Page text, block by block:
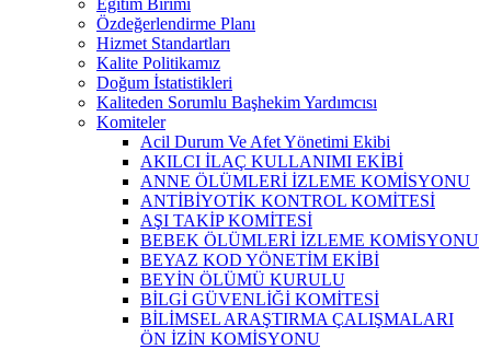
Özdeğerlendirme Planı
Hizmet Standartları
Kalite Politikamız
Doğum İstatistikleri
Kaliteden Sorumlu Başhekim Yardımcısı
Komiteler
Acil Durum Ve Afet Yönetimi Ekibi
AKILCI İLAÇ KULLANIMI EKİBİ
ANNE ÖLÜMLERİ İZLEME KOMİSYONU
ANTİBİYOTİK KONTROL KOMİTESİ
AŞI TAKİP KOMİTESİ
BEBEK ÖLÜMLERİ İZLEME KOMİSYONU
BEYAZ KOD YÖNETİM EKİBİ
BEYİN ÖLÜMÜ KURULU
BİLGİ GÜVENLİĞİ KOMİTESİ
BİLİMSEL ARAŞTIRMA ÇALIŞMALARI
ÖN İZİN KOMİSYONU